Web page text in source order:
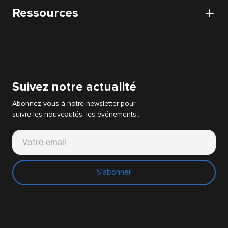
Audit DATA
Postuler
Ressources
Support Cyllene
Suivez notre actualité
Abonnez-vous à notre newsletter pour
suivre les nouveautés, les événements…
S'abonner